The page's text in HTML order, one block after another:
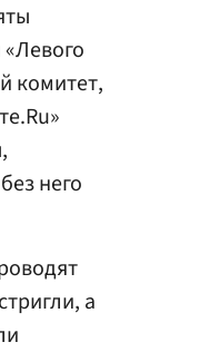
комитет,
него
а